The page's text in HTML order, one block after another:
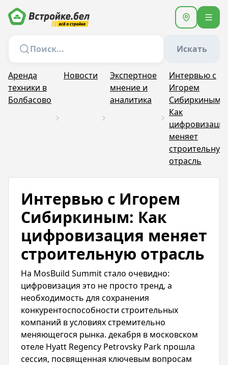
Искать
Аренда
техники в
Болбасово
Новости
Экспертное
мнение и
аналитика
Интервью с
Игорем
Сибиркиным:
Как
цифровизация
меняет
строительную
отрасль
Интервью с Игорем
Сибиркиным: Как
цифровизация меняет
строительную отрасль
На MosBuild Summit стало очевидно:
цифровизация это не просто тренд, а
необходимость для сохранения
конкурентоспособности строительных
компаний в условиях стремительно
меняющегося рынка. декабря в московском
отеле Hyatt Regency Petrovsky Park прошла
сессия, посвященная ключевым вопросам